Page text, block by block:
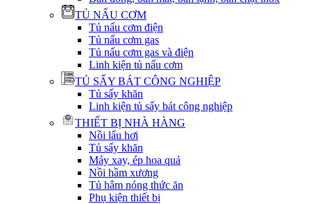
TỦ NẤU CƠM
Tủ nấu cơm điện
Tủ nấu cơm gas
Tủ nấu cơm gas và điện
Linh kiện tủ nấu cơm
TỦ SẤY BÁT CÔNG NGHIỆP
Tủ sấy khăn
Linh kiện tủ sấy bát công nghiệp
THIẾT BỊ NHÀ HÀNG
Nồi lẩu hơi
Tủ sấy khăn
Máy xay, ép hoa quả
Nồi hầm xương
Tủ hâm nóng thức ăn
Phụ kiện thiết bị